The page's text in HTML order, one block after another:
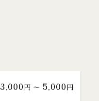
3,000円 〜 5,000円